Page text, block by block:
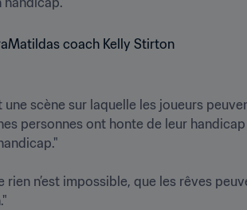
scène sur laquelle les joueurs
personnes ont honte de leur
rien n’est impossible, que les rêves